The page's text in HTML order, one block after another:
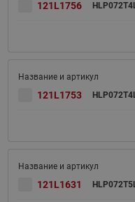
121L1756
121L1753
121L1631